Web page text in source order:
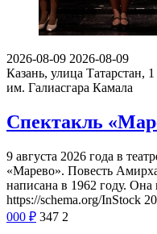
2026-08-09 2026-08-09
Казань, улица Татарстан, 1
им. Галиасгара Камала
Спектакль
9 августа 2026 года в
«Марево». Повесть
написана в 1962 году.
https://schema.org/InStock
000 ₽ 347 2